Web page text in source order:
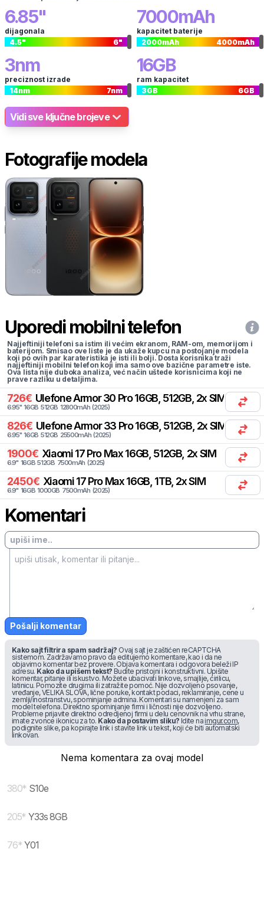
6.85"
dijagonala
4.5" 6"
7000mAh
kapacitet baterije
2000mAh 4000mAh
3nm
preciznost izrade
14nm 7nm
16GB
ram kapacitet
3GB 6GB
Vidi sve ključne brojeve
Fotografije modela
Uporedi mobilni telefon
Najjeftiniji telefoni sa istim ili većim ekranom, RAM-om, memorijom i
baterijom. Smisao ove liste je da ukaže kupcu na postojanje modela
koji po ovih par karateristika je isti ili bolji. Dosta korisnika traži
najjeftiniji mobilni telefon koji ima samo ove bazične parametre iste.
Ova lista nije duboka analiza, već način uštede korisnicima koji ne
prave razliku u detaljima.
726€ UlefoneArmor 30 Pro 16GB, 512GB, 2x SIM
6.95" 16GB 512GB 12800mAh (2025)
826€ UlefoneArmor 33 Pro 16GB, 512GB, 2x SIM
6.95" 16GB 512GB 25500mAh (2025)
1900€ Xiaomi 17 Pro Max 16GB, 512GB, 2x SIM
6.9" 16GB 512GB 7500mAh (2025)
2450€ Xiaomi 17 Pro Max 16GB, 1TB, 2x SIM
6.9" 16GB 1000GB 7500mAh (2025)
Komentari
Pošalji komentar
Kako sajt filtrira spam sadržaj? Ovaj sajt je zaštićen reCAPTCHA
sistemom. Zadržavamo pravo da editujemo komentare, kao i da ne
objavimo komentar bez provere. Objava komentara i odgovora beleži IP
adresu. Kako da upišem tekst? Budite pristojni i konstruktivni. Upišite
komentar, pitanje ili iskustvo. Možete ubacivati linkove, smajlije, ćirilicu,
latinicu. Pomozite drugima ili zatražite pomoć. Nije dozvoljeno psovanje,
vređanje, VELIKA SLOVA, lične poruke, kontakt podaci, reklamiranje, cene u
zemlji/inostranstvu, spominjanje admina. Komentari su namenjeni za sam
model telefona. Direktno spominjanje firmi i ličnosti nije dozvoljeno.
Probleme prijavite direktno odredjenoj firmi u delu cenovnik na vrhu strane,
imate zvonce ikonicu za to. Kako da postavim sliku? Idite na imgur.com,
podignite slike, pa kopirajte link i stavite link u tekst, koji će biti automatski
linkovan.
Nema komentara za ovaj model
380* S10e
205* Y33s 8GB
76* Y01